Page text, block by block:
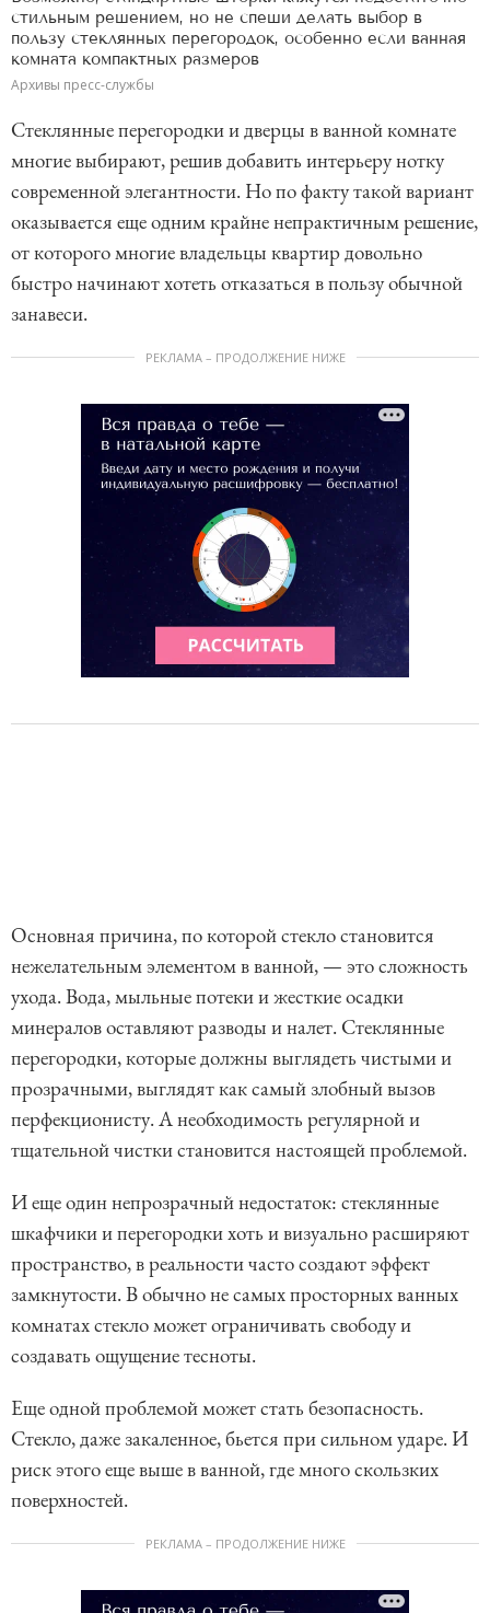
стильным решением, но не спеши делать выбор в
пользу стеклянных перегородок, особенно если ванная
комната компактных размеров
Архивы пресс-службы
Стеклянные перегородки и дверцы в ванной комнате
многие выбирают, решив добавить интерьеру нотку
современной элегантности. Но по факту такой вариант
оказывается еще одним крайне непрактичным решение,
от которого многие владельцы квартир довольно
быстро начинают хотеть отказаться в пользу обычной
занавеси.
РЕКЛАМА – ПРОДОЛЖЕНИЕ НИЖЕ
Основная причина, по которой стекло становится
нежелательным элементом в ванной, — это сложность
ухода. Вода, мыльные потеки и жесткие осадки
минералов оставляют разводы и налет. Стеклянные
перегородки, которые должны выглядеть чистыми и
прозрачными, выглядят как самый злобный вызов
перфекционисту. А необходимость регулярной и
тщательной чистки становится настоящей проблемой.
И еще один непрозрачный недостаток: стеклянные
шкафчики и перегородки хоть и визуально расширяют
пространство, в реальности часто создают эффект
замкнутости. В обычно не самых просторных ванных
комнатах стекло может ограничивать свободу и
создавать ощущение тесноты.
Еще одной проблемой может стать безопасность.
Стекло, даже закаленное, бьется при сильном ударе. И
риск этого еще выше в ванной, где много скользких
поверхностей.
РЕКЛАМА – ПРОДОЛЖЕНИЕ НИЖЕ